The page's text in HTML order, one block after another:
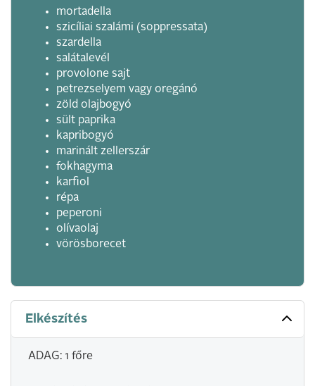
mortadella
szicíliai szalámi (soppressata)
szardella
salátalevél
provolone sajt
petrezselyem vagy oregánó
zöld olajbogyó
sült paprika
kapribogyó
marinált zellerszár
fokhagyma
karfiol
répa
peperoni
olívaolaj
vörösborecet
Elkészítés
ADAG: 1 főre